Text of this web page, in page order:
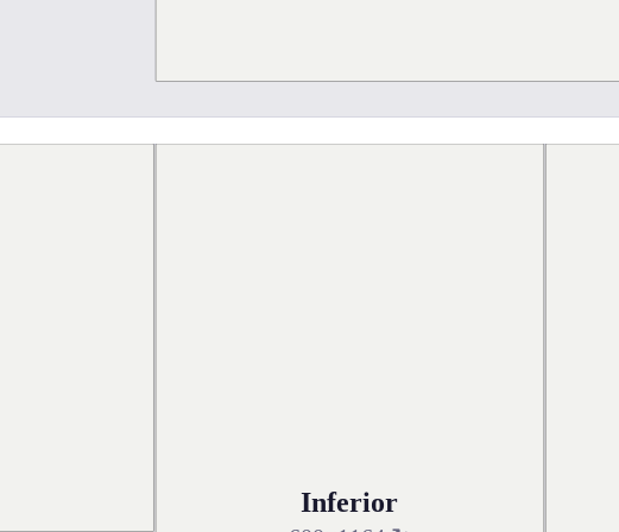
Inferior